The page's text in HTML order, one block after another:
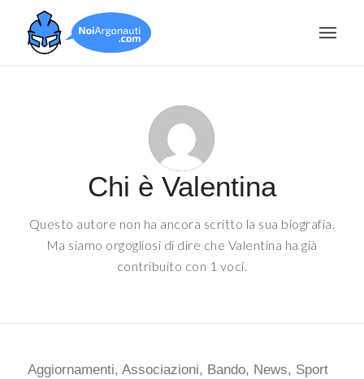
Chi è Valentina
Questo autore non ha ancora scritto la sua biografia.
Ma siamo orgogliosi di dire che Valentina ha già
contribuito con 1 voci.
Aggiornamenti, Associazioni, Bando, News, Sport